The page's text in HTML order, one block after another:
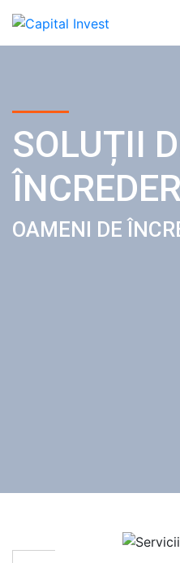
content
SOLUȚII
OAMENI DE